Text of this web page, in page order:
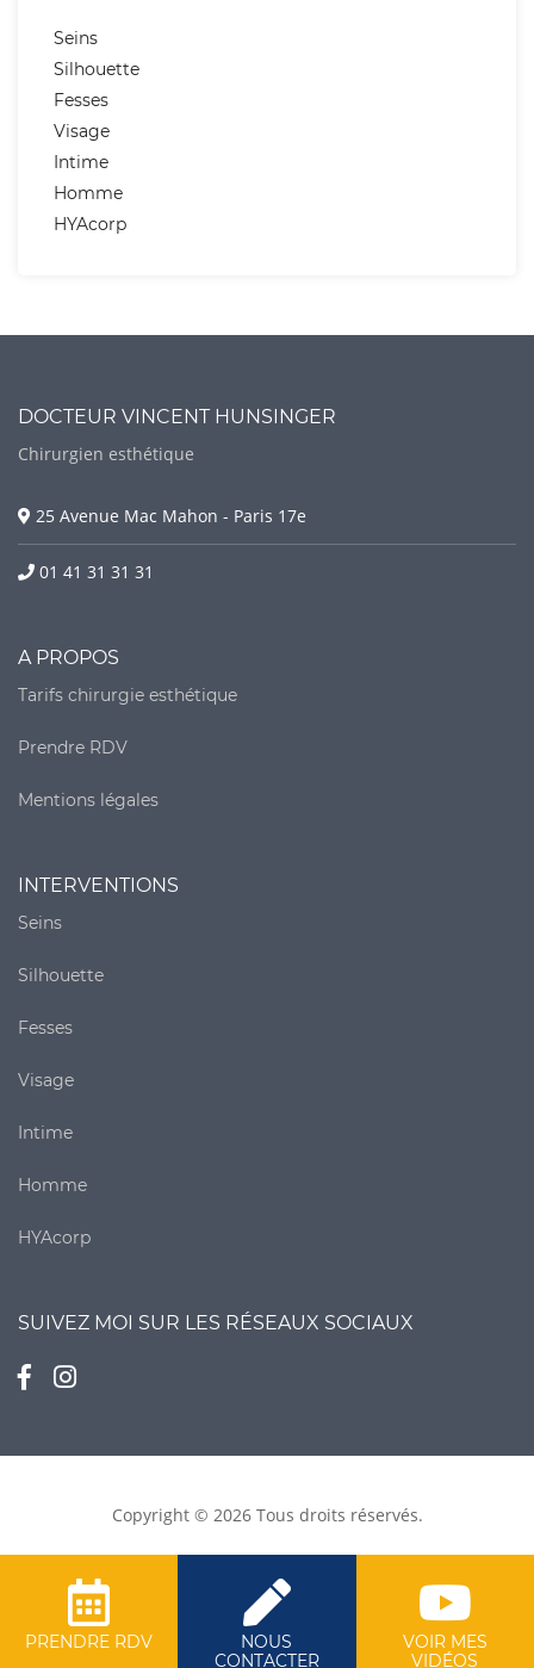
PRENDRE RDV
NOUS
CONTACTER
VOIR MES
VIDÉOS
Seins
Silhouette
Fesses
Visage
Intime
Homme
HYAcorp
DOCTEUR VINCENT HUNSINGER
Chirurgien esthétique
25 Avenue Mac Mahon - Paris 17e
01 41 31 31 31
A PROPOS
Tarifs chirurgie esthétique
Prendre RDV
Mentions légales
INTERVENTIONS
Seins
Silhouette
Fesses
Visage
Intime
Homme
HYAcorp
SUIVEZ MOI SUR LES RÉSEAUX SOCIAUX
Copyright © 2026 Tous droits réservés.